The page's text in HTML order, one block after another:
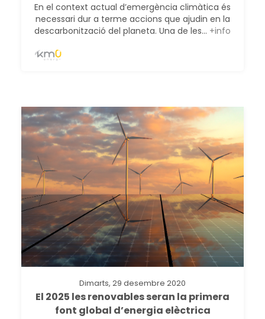
En el context actual d’emergència climàtica és
necessari dur a terme accions que ajudin en la
descarbonització del planeta. Una de les... +info
Dimarts, 29 desembre 2020
El 2025 les renovables seran la primera
font global d’energia elèctrica